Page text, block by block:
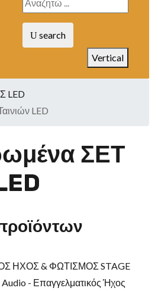
search
Vertical
LED
LED
ΣΕΤ
ΗΧΟΣ & ΦΩΤΙΣΜΟΣ STAGE
- Επαγγελματικός Ήχος